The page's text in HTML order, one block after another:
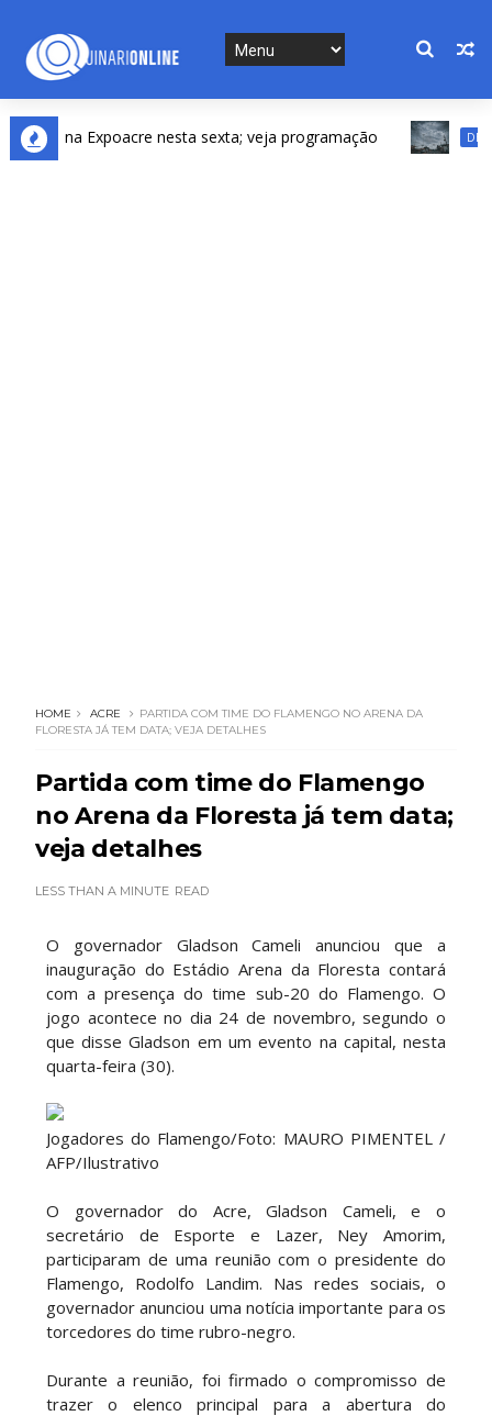
na Expoacre nesta sexta; veja programação
HOME ACRE
PARTIDA COM TIME DO FLAMENGO NO ARENA DA
FLORESTA JÁ TEM DATA; VEJA DETALHES
Partida com time do Flamengo
no Arena da Floresta já tem data;
veja detalhes
LESS THAN A MINUTE READ
O governador Gladson Cameli anunciou que a
inauguração do Estádio Arena da Floresta contará
com a presença do time sub-20 do Flamengo. O
jogo acontece no dia 24 de novembro, segundo o
que disse Gladson em um evento na capital, nesta
quarta-feira (30).
Jogadores do Flamengo/Foto: MAURO PIMENTEL /
AFP/Ilustrativo
O governador do Acre, Gladson Cameli, e o
secretário de Esporte e Lazer, Ney Amorim,
participaram de uma reunião com o presidente do
Flamengo, Rodolfo Landim. Nas redes sociais, o
governador anunciou uma notícia importante para os
torcedores do time rubro-negro.
Durante a reunião, foi firmado o compromisso de
trazer o elenco principal para a abertura do